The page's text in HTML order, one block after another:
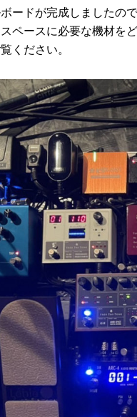
ードが完成しましたの
ペースに必要な機材を
ください。